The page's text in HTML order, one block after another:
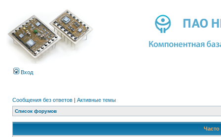
Вход
Сообщения без ответов | Активные темы
Список форумов